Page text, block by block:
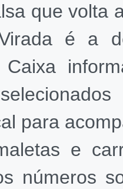
que volta
é a
Caixa
para
e
números